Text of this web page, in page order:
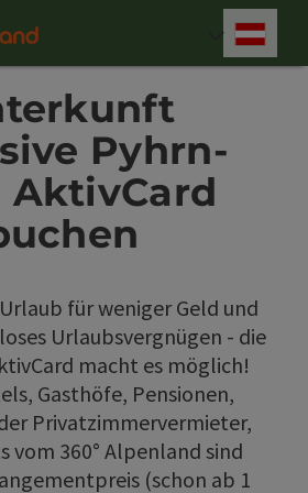
Bedienung der Website
Pyhrn-
AktivCard
für weniger Geld und
Urlaubsvergnügen - die
macht es möglich!
Gasthöfe, Pensionen,
Privatzimmervermieter,
vom 360° Alpenland sind
(schon ab 1